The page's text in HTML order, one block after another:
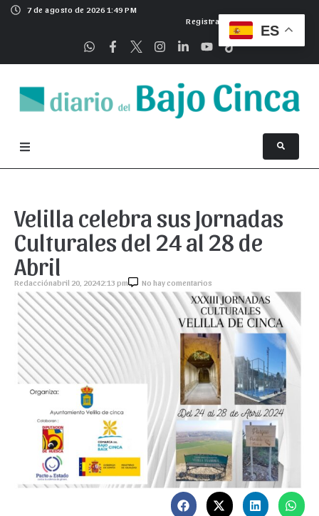
7 de agosto de 2026 1:49 PM
Registrarse
Velilla celebra sus Jornadas
Culturales del 24 al 28 de
Abril
Redacciónabril 20, 20242:13 pm No hay comentarios
ES